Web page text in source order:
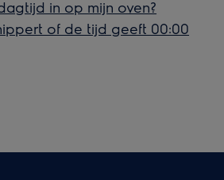
in op mijn oven?
of de tijd geeft 00:00